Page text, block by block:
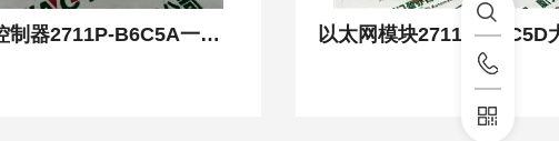
一体化控制器2711P-B6C5A一体式安装静电保护